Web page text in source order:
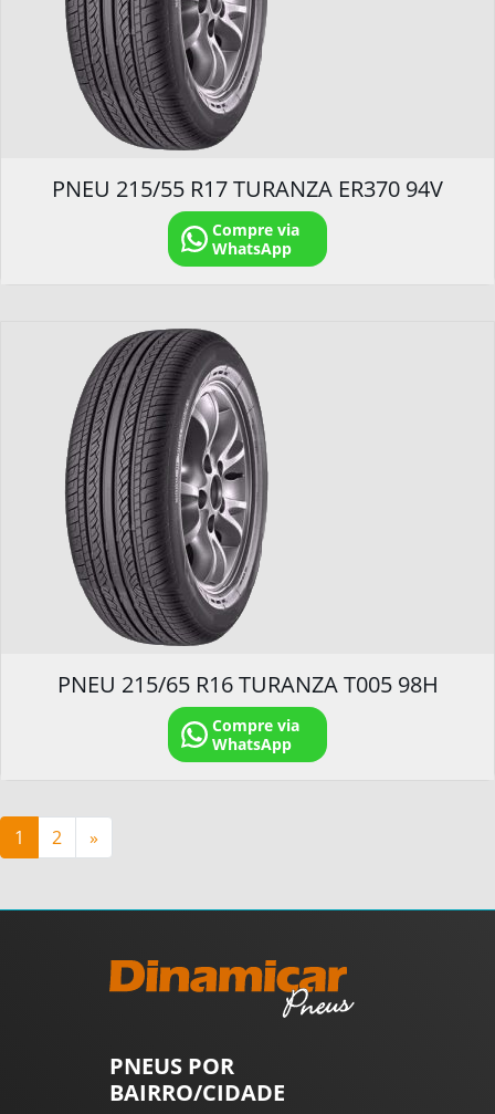
PNEU 215/55 R17 TURANZA ER370 94V
Compre via
WhatsApp
PNEU 215/65 R16 TURANZA T005 98H
Compre via
WhatsApp
Navegação por posts
1 2 »
PNEUS POR
BAIRRO/CIDADE